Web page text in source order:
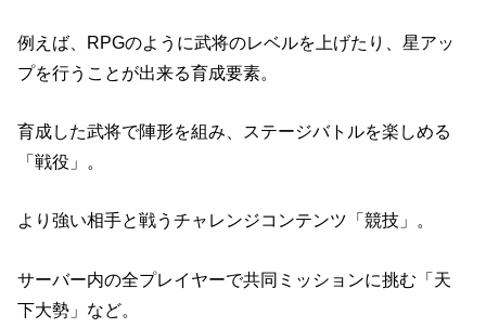
例えば、RPGのように武将のレベルを上げたり、星アッ
プを行うことが出来る育成要素。
育成した武将で陣形を組み、ステージバトルを楽しめる
「戦役」。
より強い相手と戦うチャレンジコンテンツ「競技」。
サーバー内の全プレイヤーで共同ミッションに挑む「天
下大勢」など。